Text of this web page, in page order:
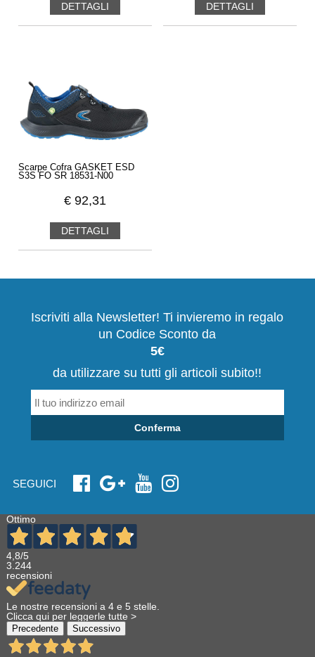
DETTAGLI DETTAGLI
Scarpe Cofra GASKET ESD
S3S FO SR 18531-N00
€ 92,31
DETTAGLI
Iscriviti alla Newsletter! Ti invieremo in regalo
un Codice Sconto da
5€
da utilizzare su tutti gli articoli subito!!
Conferma
SEGUICI
Ottimo
4,8/5
3.244
recensioni
Le nostre recensioni a 4 e 5 stelle.
Clicca qui per leggerle tutte >
Precedente Successivo